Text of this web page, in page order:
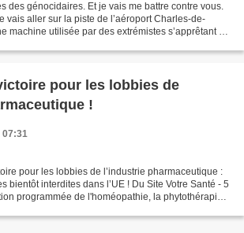
des génocidaires. Et je vais me battre contre vous.
vais aller sur la piste de l’aéroport Charles-de-
machine utilisée par des extrémistes s’apprêtant à
pour les lobbies de
!
07:31
pour les lobbies de l’industrie pharmaceutique :
bientôt interdites dans l’UE ! Du Site Votre Santé - 5
programmée de l'homéopathie, la phytothérapie,